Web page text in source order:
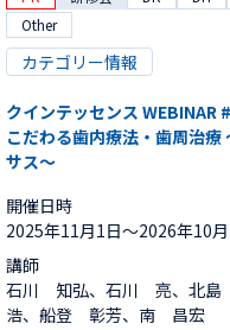
Other
カテゴリー情報
クインテッセンス WEBINAR
こだわる歯内療法・歯周治療
サス～
開催日時
2025年11月1日〜2026年10
講師
石川 知弘、石川 亮、北
浩、船登 彰芳、南 昌宏